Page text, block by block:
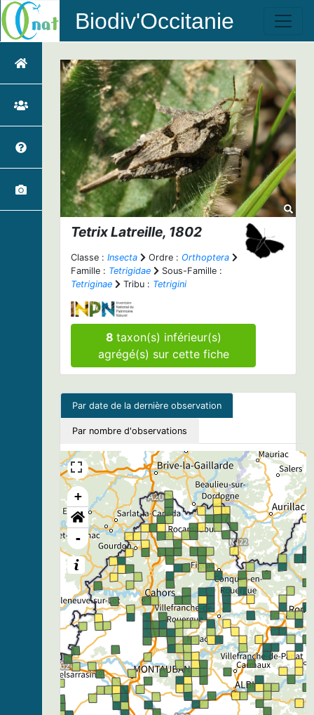
Biodiv'Occitanie
TetrixLatreille, 1802
Classe : Insecta Ordre : Orthoptera
Famille : Tetrigidae
Sous-Famille :
Tetriginae
Tribu : Tetrigini
8 taxon(s) inférieur(s)
agrégé(s) sur cette fiche
Par date de la dernière observation
Par nombre d'observations
+
-